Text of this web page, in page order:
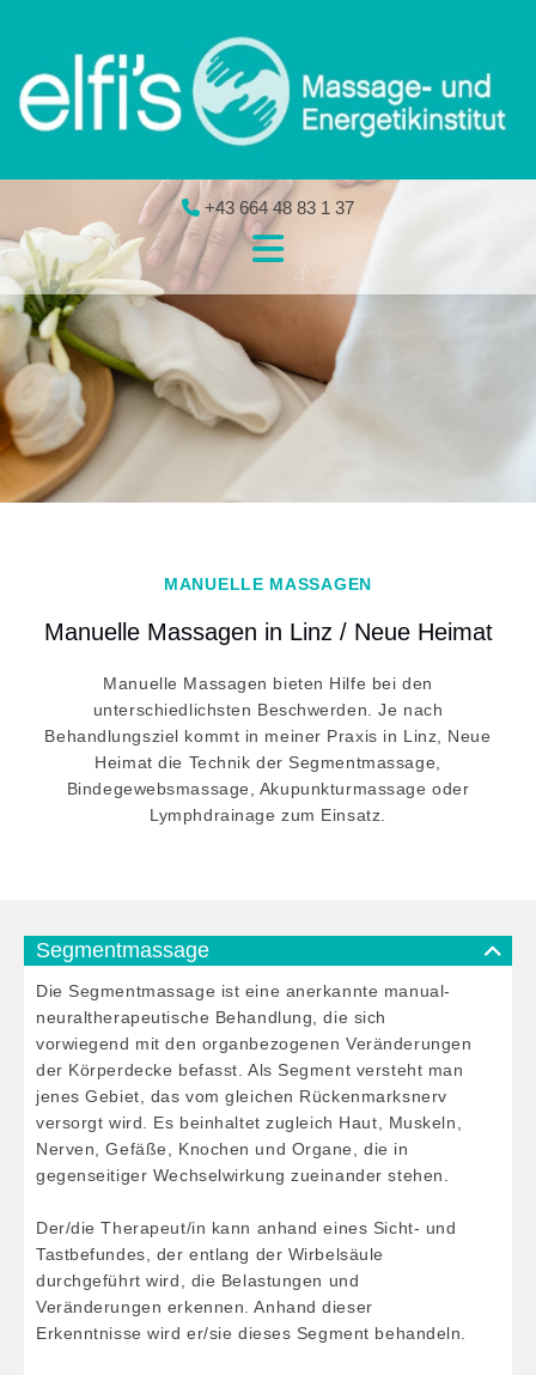
 +43 664 48 83 1 37
MANUELLE MASSAGEN
Manuelle Massagen in Linz / Neue Heimat
Manuelle Massagen bieten Hilfe bei den
unterschiedlichsten Beschwerden. Je nach
Behandlungsziel kommt in meiner Praxis in Linz, Neue
Heimat die Technik der Segmentmassage,
Bindegewebsmassage, Akupunkturmassage oder
Lymphdrainage zum Einsatz.
Segmentmassage
Die Segmentmassage ist eine anerkannte manual-
neuraltherapeutische Behandlung, die sich
vorwiegend mit den organbezogenen Veränderungen
der Körperdecke befasst. Als Segment versteht man
jenes Gebiet, das vom gleichen Rückenmarksnerv
versorgt wird. Es beinhaltet zugleich Haut, Muskeln,
Nerven, Gefäße, Knochen und Organe, die in
gegenseitiger Wechselwirkung zueinander stehen.
Der/die Therapeut/in kann anhand eines Sicht- und
Tastbefundes, der entlang der Wirbelsäule
durchgeführt wird, die Belastungen und
Veränderungen erkennen. Anhand dieser
Erkenntnisse wird er/sie dieses Segment behandeln.